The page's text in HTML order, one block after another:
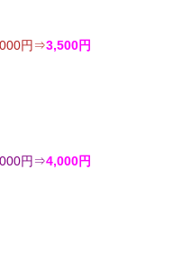
円⇒3,500円
円⇒4,000円